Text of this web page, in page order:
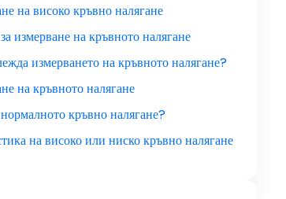
на високо кръвно налягане
измерване на кръвното налягане
измерването на кръвното налягане?
на кръвното налягане
кръвно налягане?
на високо или ниско кръвно налягане